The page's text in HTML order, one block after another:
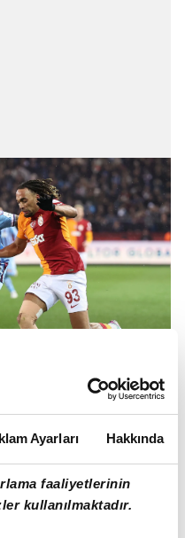
Ayarları Hakkında
faaliyetlerinin
kullanılmaktadır.
ücretini
alan Aslan,
artırdı.